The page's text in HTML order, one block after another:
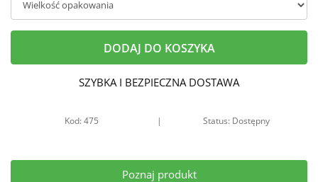
DODAJ DO KOSZYKA
SZYBKA I BEZPIECZNA DOSTAWA
Kod: 475 | Status: Dostępny
Poznaj produkt